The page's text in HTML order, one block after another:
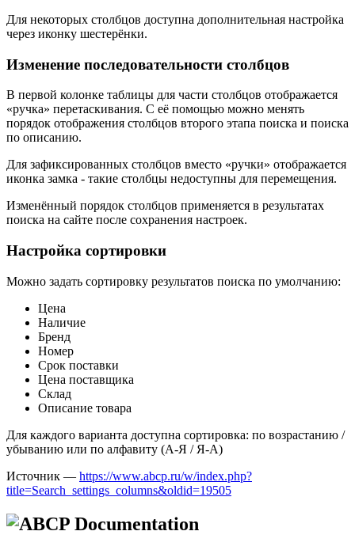
Для некоторых столбцов доступна дополнительная настройка
через иконку шестерёнки.
Изменение последовательности столбцов
В первой колонке таблицы для части столбцов отображается
«ручка» перетаскивания. С её помощью можно менять
порядок отображения столбцов второго этапа поиска и поиска
по описанию.
Для зафиксированных столбцов вместо «ручки» отображается
иконка замка - такие столбцы недоступны для перемещения.
Изменённый порядок столбцов применяется в результатах
поиска на сайте после сохранения настроек.
Настройка сортировки
Можно задать сортировку результатов поиска по умолчанию:
Цена
Наличие
Бренд
Номер
Срок поставки
Цена поставщика
Склад
Описание товара
Для каждого варианта доступна сортировка: по возрастанию /
убыванию или по алфавиту (А-Я / Я-А)
Источник — https://www.abcp.ru/w/index.php?
title=Search_settings_columns&oldid=19505